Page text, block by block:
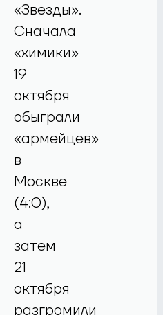
«Звезды».
Сначала
«химики»
19
октября
обыграли
«армейцев»
в
Москве
(4:0),
а
затем
21
октября
разгромили